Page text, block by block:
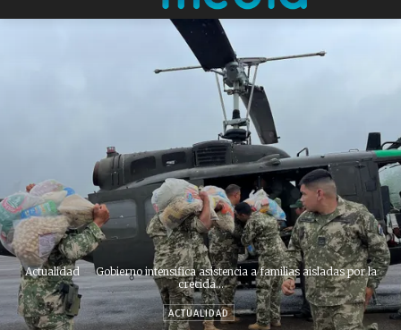
Actualidad
Gobierno intensifica asistencia a familias aisladas por la
crecida...
ACTUALIDAD